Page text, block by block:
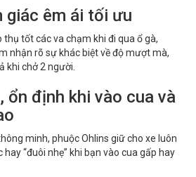
giác êm ái tối ưu
thụ tốt các va chạm khi đi qua ổ gà,
nhận rõ sự khác biệt về độ mượt mà,
khi chở 2 người.
ổn định khi vào cua và
minh, phuộc Ohlins giữ cho xe luôn
“đuôi nhẹ” khi bạn vào cua gấp hay